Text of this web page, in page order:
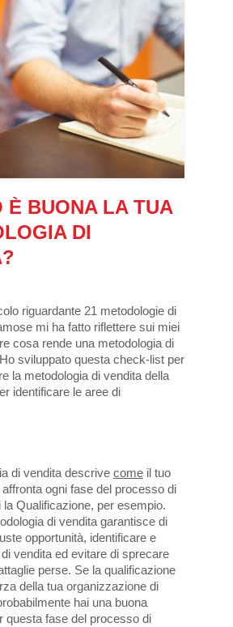
È BUONA LA TUA
DI
riguardante 21 metodologie di
mi ha fatto riflettere sui miei
cosa rende una metodologia di
sviluppato questa check-list per
la metodologia di vendita della
identificare le aree di
di vendita descrive comeil tuo
ogni fase del processo di
la Qualificazione, per esempio.
di vendita garantisce di
opportunità, identificare e
vendita ed evitare di sprecare
perse. Se la qualificazione
della tua organizzazione di
hai una buona
questa fase del processo di